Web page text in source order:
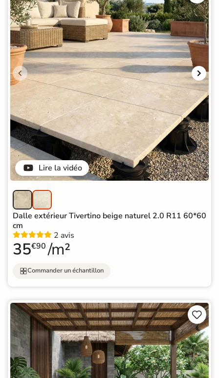
Lire la vidéo
Dalle extérieur Tivertino beige naturel 2.0 R11 60*60
cm
2 avis
35€90 /m²
Commander un échantillon

